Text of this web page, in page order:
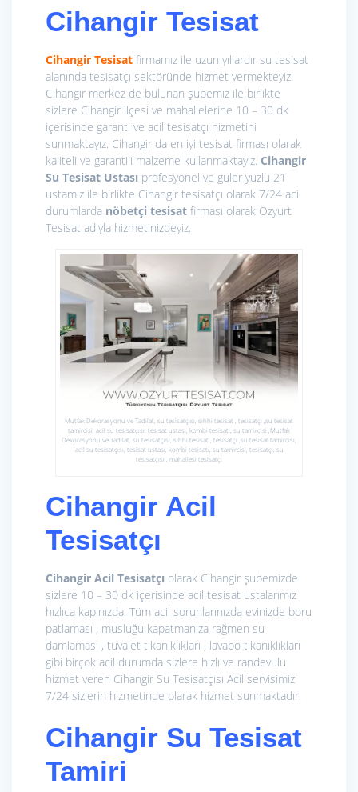
Cihangir Tesisat
Cihangir Tesisat firmamız ile uzun yıllardır su tesisat
alanında tesisatçı sektöründe hizmet vermekteyiz.
Cihangir merkez de bulunan şubemiz ile birlikte
sizlere Cihangir ilçesi ve mahallelerine 10 – 30 dk
içerisinde garanti ve acil tesisatçı hizmetini
sunmaktayız. Cihangir da en iyi tesisat firması olarak
kaliteli ve garantili malzeme kullanmaktayız. Cihangir
Su Tesisat Ustası profesyonel ve güler yüzlü 21
ustamız ile birlikte Cihangir tesisatçı olarak 7/24 acil
durumlarda nöbetçi tesisat firması olarak Özyurt
Tesisat adıyla hizmetinizdeyiz.
Mutfak Dekorasyonu ve Tadilat, su tesisatçısı, sıhhi tesisat , tesisatçı ,su tesisat
tamircisi, acil su tesisatçısı, tesisat ustası, kombi tesisatı, su tamircisi ,Mutfak
Dekorasyonu ve Tadilat, su tesisatçısı, sıhhi tesisat , tesisatçı ,su tesisat tamircisi,
acil su tesisatçısı, tesisat ustası, kombi tesisatı, su tamircisi, tesisatçı, su
tesisatçısı , mahallesi tesisatçı
Cihangir Acil
Tesisatçı
Cihangir Acil Tesisatçı olarak Cihangir şubemizde
sizlere 10 – 30 dk içerisinde acil tesisat ustalarımız
hızlıca kapınızda. Tüm acil sorunlarınızda evinizde boru
patlaması , musluğu kapatmanıza rağmen su
damlaması , tuvalet tıkanıklıkları , lavabo tıkanıklıkları
gibi birçok acil durumda sizlere hızlı ve randevulu
hizmet veren Cihangir Su Tesisatçısı Acil servisimiz
7/24 sizlerin hizmetinde olarak hizmet sunmaktadır.
Cihangir Su Tesisat
Tamiri